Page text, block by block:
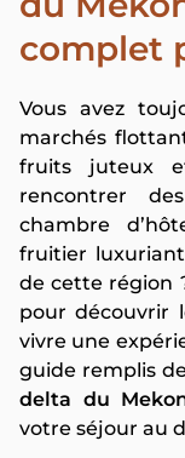
complet
Vous avez
marchés
fruits juteux
rencontrer
chambre
fruitier
de cette région
pour découvrir
vivre une
guide remplis
delta du
votre séjour au